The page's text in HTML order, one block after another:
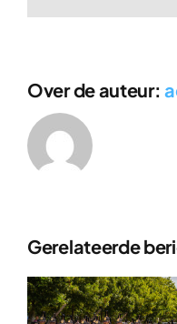
Over de auteur:
Gerelateerde